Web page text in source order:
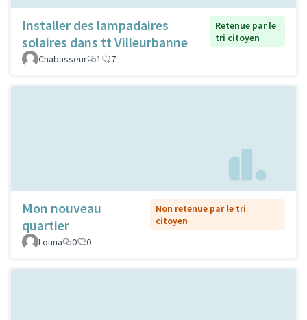
Installer des lampadaires
solaires dans tt Villeurbanne
Retenue par le
tri citoyen
Chabasseur
1 7
Mon nouveau
quartier
Non retenue par le tri
citoyen
Louna
0 0